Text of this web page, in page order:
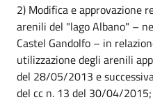
2) Modifica e approvazione
arenili del "lago Albano" –
Castel Gandolfo – in
utilizzazione degli arenili
del 28/05/2013 e
del cc n. 13 del 30/04/2015;